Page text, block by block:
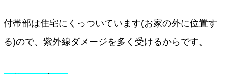
付帯部は住宅にくっついています(お家の外に位置す
る)ので、紫外線ダメージを多く受けるからです。